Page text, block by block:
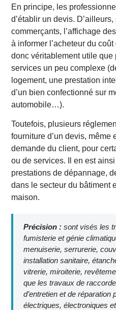
En principe, les
d’établir un devis. D’ailleurs,
commerçants, l’affichage
à informer l’acheteur du
donc véritablement utile que
services un peu complexe
logement, une prestation
d’un bien confectionné sur
automobile…).
Toutefois, plusieurs
fourniture d’un devis, même
demande du client, pour
ou de services. Il en est
prestations de dépannage,
dans le secteur du bâtiment
maison.
Précision : sont visés les
fumisterie et génie
menuiserie, serrurerie,
installation sanitaire,
vitrerie, miroiterie,
que les travaux de
d’entretien et de
électriques, électroniques